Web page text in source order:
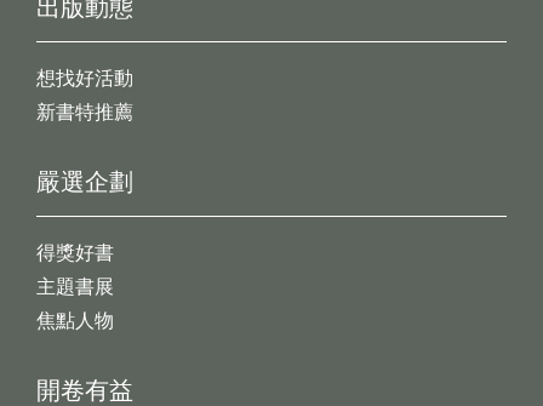
出版動態
想找好活動
新書特推薦
開卷有益
嚴選企劃
得獎好書
主題書展
焦點人物